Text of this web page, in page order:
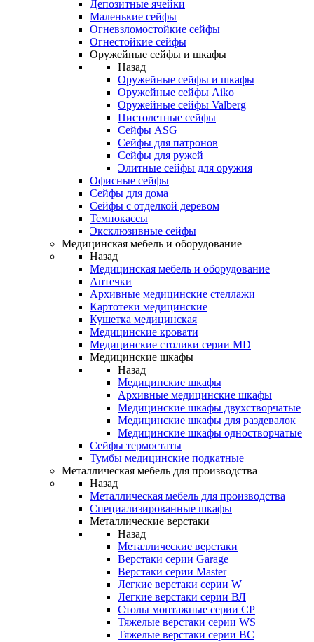
Депозитные ячейки
Маленькие сейфы
Огневзломостойкие сейфы
Огнестойкие сейфы
Оружейные сейфы и шкафы
Назад
Оружейные сейфы и шкафы
Оружейные сейфы Aiko
Оружейные сейфы Valberg
Пистолетные сейфы
Сейфы ASG
Сейфы для патронов
Сейфы для ружей
Элитные сейфы для оружия
Офисные сейфы
Сейфы для дома
Сейфы с отделкой деревом
Темпокассы
Эксклюзивные сейфы
Медицинская мебель и оборудование
Назад
Медицинская мебель и оборудование
Аптечки
Архивные медицинские стеллажи
Картотеки медицинские
Кушетка медицинская
Медицинские кровати
Медицинские столики серии MD
Медицинские шкафы
Назад
Медицинские шкафы
Архивные медицинские шкафы
Медицинские шкафы двухстворчатые
Медицинские шкафы для раздевалок
Медицинские шкафы одностворчатые
Сейфы термостаты
Тумбы медицинские подкатные
Металлическая мебель для производства
Назад
Металлическая мебель для производства
Cпециализированные шкафы
Металлические верстаки
Назад
Металлические верстаки
Верстаки серии Garage
Верстаки серии Master
Легкие верстаки серии W
Легкие верстаки серии ВЛ
Столы монтажные серии СР
Тяжелые верстаки серии WS
Тяжелые верстаки серии ВС